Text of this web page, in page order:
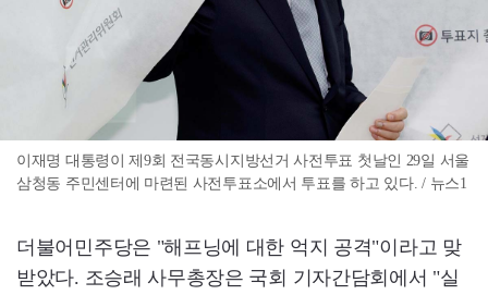
이재명 대통령이 제9회 전국동시지방선거 사전투표 첫날인 29일 서울
삼청동 주민센터에 마련된 사전투표소에서 투표를 하고 있다. / 뉴스1
더불어민주당은 "해프닝에 대한 억지 공격"이라고 맞
받았다. 조승래 사무총장은 국회 기자간담회에서 "실